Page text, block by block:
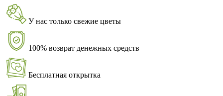
У нас только свежие цветы
100% возврат денежных средств
Бесплатная открытка